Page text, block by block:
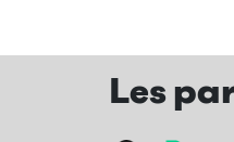
Les